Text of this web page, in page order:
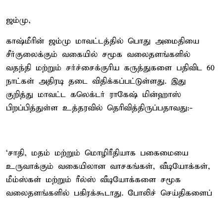
ஜம்மு,
காஷ்மீரின் ஜம்மு மாவட்டத்தில் பொது அமைதியை
சீர்குலைக்கும் வகையில் சமூக வலைதளங்களில்
வதந்தி மற்றும் சர்ச்சைக்குரிய கருத்துகளை பதிவிட 60
நாட்கள் அதிரடி தடை விதிக்கப்பட்டுள்ளது. இது
குறித்து மாவட்ட கலெக்டர் ராகேஷ் மின்ஹாஸ்
பிறப்பித்துள்ள உத்தரவில் தெரிவித்திருப்பதாவது:-
‘சாதி, மதம் மற்றும் மொழிரீதியாக பகைமையை
உருவாக்கும் வகையிலான வாசகங்கள், வீடியோக்கள்,
மீம்ஸ்கள் மற்றும் ரீல்ஸ் வீடியோக்களை சமூக
வலைதளங்களில் பகிரக்கூடாது. போலிச் செய்திகளைப்